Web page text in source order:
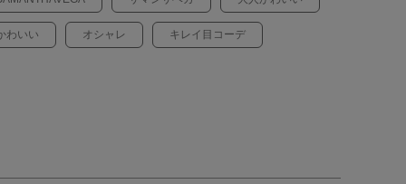
わいい オシャレ キレイ目コーデ